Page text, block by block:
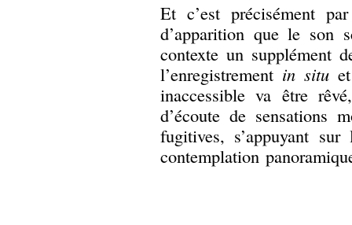
Et c’est précisément
d’apparition que le son
contexte un supplément
l’enregistrement in situet
inaccessible va être
d’écoute de sensations
fugitives, s’appuyant
contemplation